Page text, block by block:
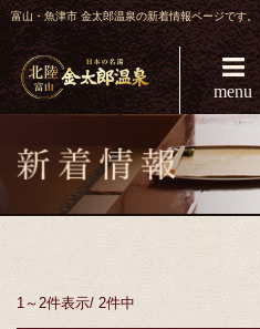
富山・魚津市 金太郎温泉の新着情報ページです。
menu
1～2件表示/ 2件中